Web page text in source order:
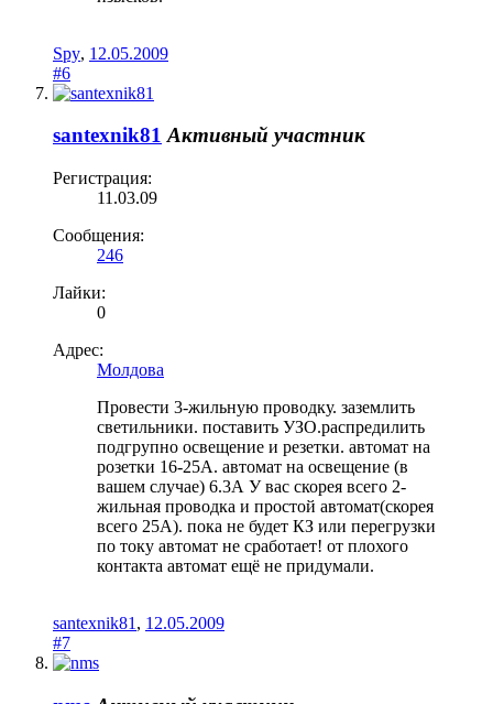
Spy, 12.05.2009
#6
santexnik81 Активный участник
Регистрация:
11.03.09
Сообщения:
246
Лайки:
0
Адрес:
Молдова
Провести 3-жильную проводку. заземлить
светильники. поставить УЗО.распредилить
подгрупно освещение и резетки. автомат на
розетки 16-25А. автомат на освещение (в
вашем случае) 6.3А У вас скорея всего 2-
жильная проводка и простой автомат(скорея
всего 25А). пока не будет КЗ или перегрузки
по току автомат не сработает! от плохого
контакта автомат ещё не придумали.
santexnik81 , 12.05.2009
#7